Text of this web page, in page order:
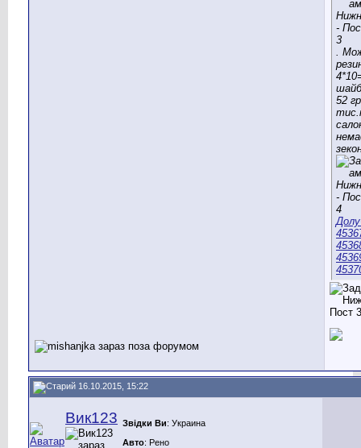
.
52
16.10.2015, 15:22
Вик123 Звідки Ви: Украина
Авто: Рено